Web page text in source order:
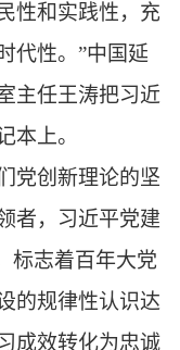
性和实践性，充
代性。”中国延
主任王涛把习近
本上。
创新理论的坚
者，习近平党建
标志着百年大党
的规律性认识达
成效转化为忠诚